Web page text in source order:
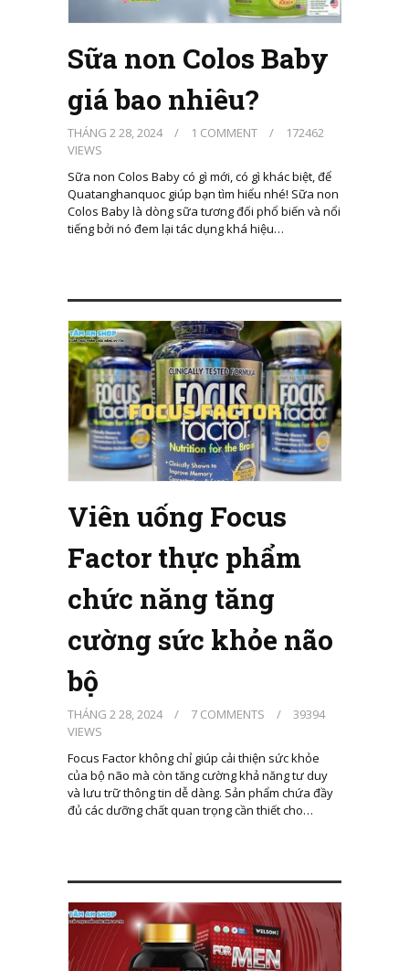
Sữa non Colos Baby
giá bao nhiêu?
THÁNG 2 28, 2024 / 1 COMMENT /
172462
VIEWS
Sữa non Colos Baby có gì mới, có gì khác biệt, để
Quatanghanquoc giúp bạn tìm hiểu nhé! Sữa non
Colos Baby là dòng sữa tương đối phổ biến và nổi
tiếng bởi nó đem lại tác dụng khá hiệu…
Viên uống Focus
Factor thực phẩm
chức năng tăng
cường sức khỏe não
bộ
THÁNG 2 28, 2024 / 7 COMMENTS /
39394
VIEWS
Focus Factor không chỉ giúp cải thiện sức khỏe
của bộ não mà còn tăng cường khả năng tư duy
và lưu trữ thông tin dễ dàng. Sản phẩm chứa đầy
đủ các dưỡng chất quan trọng cần thiết cho…